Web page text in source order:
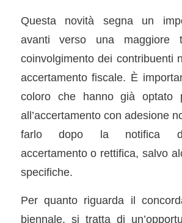
Questa novità segna un
avanti verso una maggiore
coinvolgimento dei contribuenti
accertamento fiscale. È
coloro che hanno già optato
all’accertamento con adesione
farlo dopo la notifica
accertamento o rettifica, salvo
specifiche.
Per quanto riguarda il
biennale, si tratta di